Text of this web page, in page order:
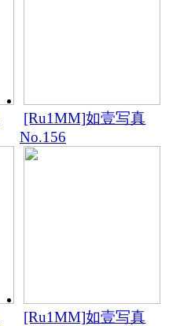
[Ru1MM]如壹写真
No.156
[Ru1MM]如壹写真